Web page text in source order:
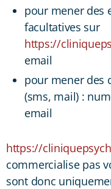
pour mener des
facultatives sur
https://
email
pour mener des
(sms, mail) :
email
https://
commercialise pas
sont donc